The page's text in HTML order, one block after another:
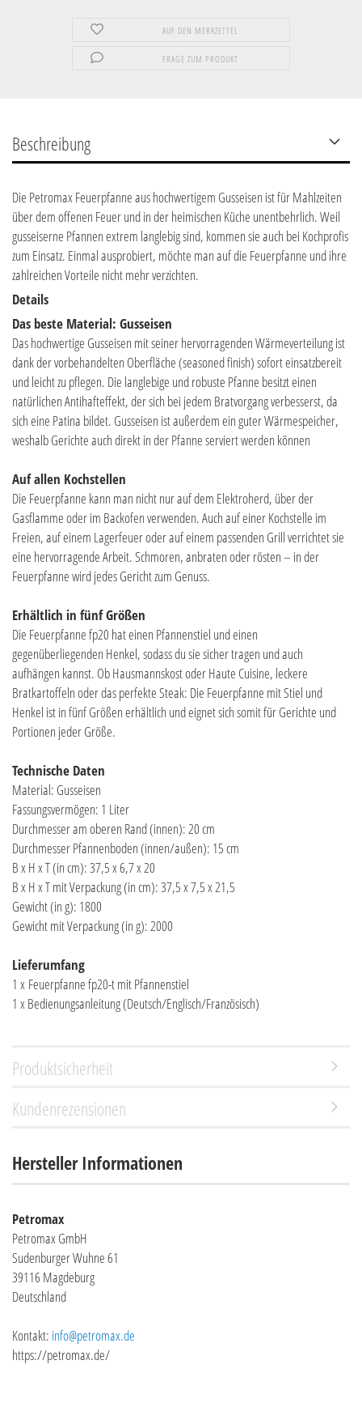
AUF DEN MERKZETTEL
FRAGE ZUM PRODUKT
Beschreibung
Die Petromax Feuerpfanne aus hochwertigem Gusseisen ist für Mahlzeiten
über dem offenen Feuer und in der heimischen Küche unentbehrlich. Weil
gusseiserne Pfannen extrem langlebig sind, kommen sie auch bei Kochprofis
zum Einsatz. Einmal ausprobiert, möchte man auf die Feuerpfanne und ihre
zahlreichen Vorteile nicht mehr verzichten.
Details
Das beste Material: Gusseisen
Das hochwertige Gusseisen mit seiner hervorragenden Wärmeverteilung ist
dank der vorbehandelten Oberfläche (seasoned finish) sofort einsatzbereit
und leicht zu pflegen. Die langlebige und robuste Pfanne besitzt einen
natürlichen Antihafteffekt, der sich bei jedem Bratvorgang verbesserst, da
sich eine Patina bildet. Gusseisen ist außerdem ein guter Wärmespeicher,
weshalb Gerichte auch direkt in der Pfanne serviert werden können
Auf allen Kochstellen
Die Feuerpfanne kann man nicht nur auf dem Elektroherd, über der
Gasflamme oder im Backofen verwenden. Auch auf einer Kochstelle im
Freien, auf einem Lagerfeuer oder auf einem passenden Grill verrichtet sie
eine hervorragende Arbeit. Schmoren, anbraten oder rösten – in der
Feuerpfanne wird jedes Gericht zum Genuss.
Erhältlich in fünf Größen
Die Feuerpfanne fp20 hat einen Pfannenstiel und einen
gegenüberliegenden Henkel, sodass du sie sicher tragen und auch
aufhängen kannst. Ob Hausmannskost oder Haute Cuisine, leckere
Bratkartoffeln oder das perfekte Steak: Die Feuerpfanne mit Stiel und
Henkel ist in fünf Größen erhältlich und eignet sich somit für Gerichte und
Portionen jeder Größe.
Technische Daten
Material: Gusseisen
Fassungsvermögen: 1 Liter
Durchmesser am oberen Rand (innen): 20 cm
Durchmesser Pfannenboden (innen/außen): 15 cm
B x H x T (in cm): 37,5 x 6,7 x 20
B x H x T mit Verpackung (in cm): 37,5 x 7,5 x 21,5
Gewicht (in g): 1800
Gewicht mit Verpackung (in g): 2000
Lieferumfang
1 x Feuerpfanne fp20-t mit Pfannenstiel
1 x Bedienungsanleitung (Deutsch/Englisch/Französisch)
Produktsicherheit
Kundenrezensionen
Hersteller Informationen
Petromax
Petromax GmbH
Sudenburger Wuhne 61
39116 Magdeburg
Deutschland
Kontakt: info@petromax.de
https://petromax.de/